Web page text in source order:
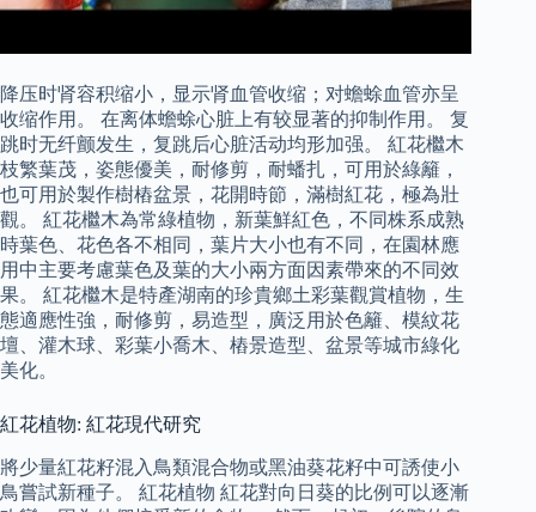
降压时肾容积缩小，显示肾血管收缩；对蟾蜍血管亦呈
收缩作用。 在离体蟾蜍心脏上有较显著的抑制作用。 复
跳时无纤颤发生，复跳后心脏活动均形加强。 紅花檵木
枝繁葉茂，姿態優美，耐修剪，耐蟠扎，可用於綠籬，
也可用於製作樹樁盆景，花開時節，滿樹紅花，極為壯
觀。 紅花檵木為常綠植物，新葉鮮紅色，不同株系成熟
時葉色、花色各不相同，葉片大小也有不同，在園林應
用中主要考慮葉色及葉的大小兩方面因素帶來的不同效
果。 紅花檵木是特產湖南的珍貴鄉土彩葉觀賞植物，生
態適應性強，耐修剪，易造型，廣泛用於色籬、模紋花
壇、灌木球、彩葉小喬木、樁景造型、盆景等城市綠化
美化。
紅花植物: 紅花現代研究
將少量紅花籽混入鳥類混合物或黑油葵花籽中可誘使小
鳥嘗試新種子。 紅花植物 紅花對向日葵的比例可以逐漸